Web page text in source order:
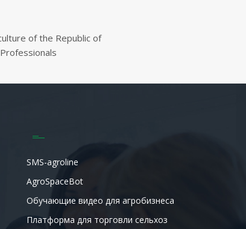
of the Republic of
SMS-agroline
AgroSpaceBot
Обучающие видео для агробизнеса
Платформа для торговли сельхоз